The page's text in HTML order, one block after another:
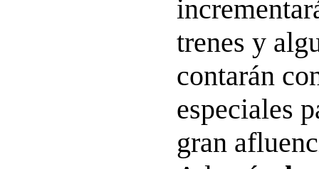
trenes y
contarán
especiales
gran